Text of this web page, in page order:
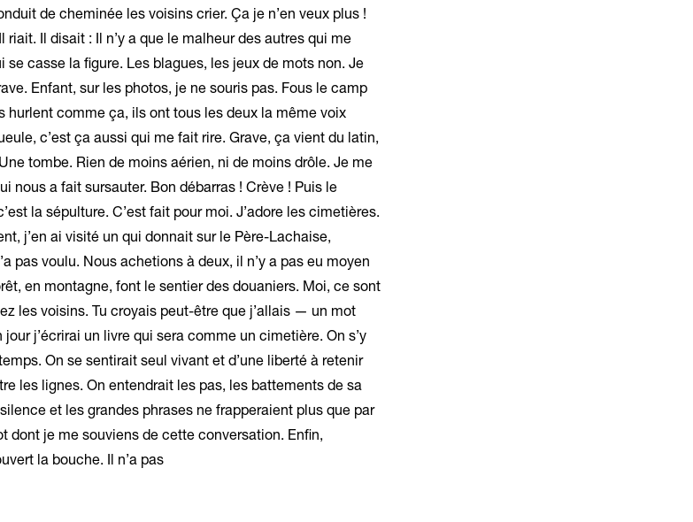
de cheminée les voisins crier. Ça je n’en veux plus !
Il disait : Il n’y a que le malheur des autres qui me
se casse la figure. Les blagues, les jeux de mots non. Je
Enfant, sur les photos, je ne souris pas. Fous le camp
hurlent comme ça, ils ont tous les deux la même voix
c’est ça aussi qui me fait rire. Grave, ça vient du latin,
tombe. Rien de moins aérien, ni de moins drôle. Je me
nous a fait sursauter. Bon débarras ! Crève ! Puis le
la sépulture. C’est fait pour moi. J’adore les cimetières.
j’en ai visité un qui donnait sur le Père-Lachaise,
pas voulu. Nous achetions à deux, il n’y a pas eu moyen
en montagne, font le sentier des douaniers. Moi, ce sont
les voisins. Tu croyais peut-être que j’allais — un mot
j’écrirai un livre qui sera comme un cimetière. On s’y
On se sentirait seul vivant et d’une liberté à retenir
les lignes. On entendrait les pas, les battements de sa
et les grandes phrases ne frapperaient plus que par
dont je me souviens de cette conversation. Enfin,
la bouche. Il n’a pas